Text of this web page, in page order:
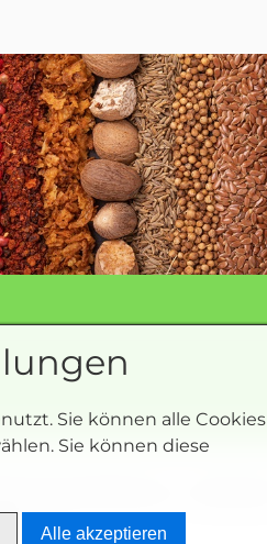
Sie können alle Cookies
Sie können diese
Alle akzeptieren